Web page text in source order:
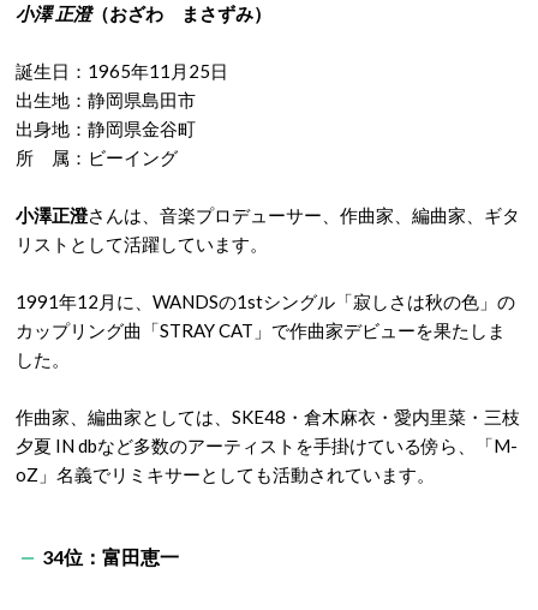
小澤 正澄（おざわ まさずみ）
誕生日：1965年11月25日
出生地：静岡県島田市
出身地：静岡県金谷町
所 属：ビーイング
小澤正澄さんは、音楽プロデューサー、作曲家、編曲家、ギタ
リストとして活躍しています。
1991年12月に、WANDSの1stシングル「寂しさは秋の色」の
カップリング曲「STRAY CAT」で作曲家デビューを果たしま
した。
作曲家、編曲家としては、SKE48・倉木麻衣・愛内里菜・三枝
夕夏 IN dbなど多数のアーティストを手掛けている傍ら、「M-
oZ」名義でリミキサーとしても活動されています。
34位：富田恵一